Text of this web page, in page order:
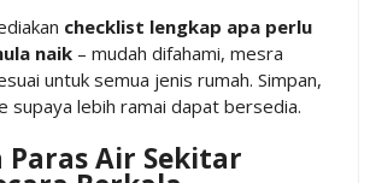
checklist lengkap apa perlu
naik– mudah difahami, mesra
untuk semua jenis rumah. Simpan,
supaya lebih ramai dapat bersedia.
Paras Air Sekitar